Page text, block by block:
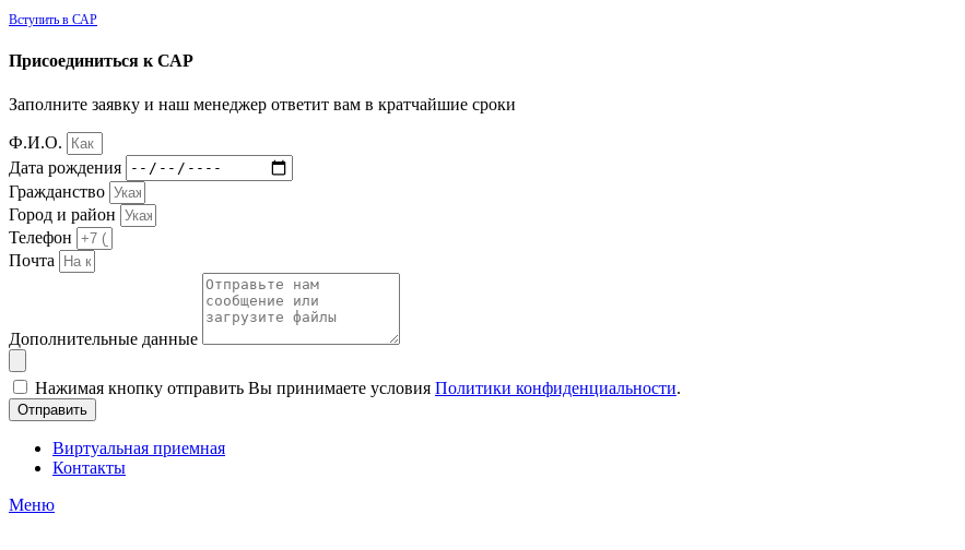
Вступить в САР
Присоединиться к САР
Заполните заявку и наш менеджер ответит вам в кратчайшие сроки
Ф.И.О.
Дата рождения
Гражданство
Город и район
Телефон
Почта
Дополнительные данные
Нажимая кнопку отправить Вы принимаете условия Политики конфиденциальности.
Отправить
Виртуальная приемная
Контакты
Меню